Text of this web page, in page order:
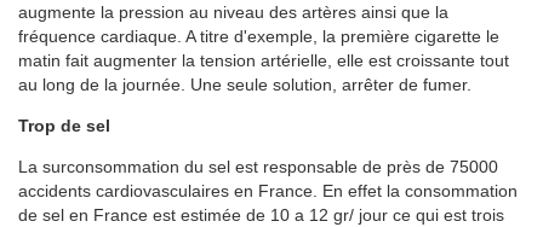
augmente la pression au niveau des artères ainsi que la
fréquence cardiaque. A titre d'exemple, la première cigarette le
matin fait augmenter la tension artérielle, elle est croissante tout
au long de la journée. Une seule solution, arrêter de fumer.
Trop de sel
La surconsommation du sel est responsable de près de 75000
accidents cardiovasculaires en France. En effet la consommation
de sel en France est estimée de 10 a 12 gr/ jour ce qui est trois